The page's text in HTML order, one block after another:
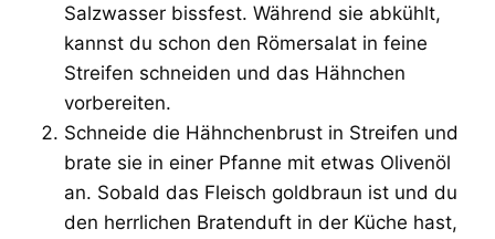
Salzwasser bissfest. Während sie abkühlt,
kannst du schon den Römersalat in feine
Streifen schneiden und das Hähnchen
vorbereiten.
Schneide die Hähnchenbrust in Streifen und
brate sie in einer Pfanne mit etwas Olivenöl
an. Sobald das Fleisch goldbraun ist und du
den herrlichen Bratenduft in der Küche hast,